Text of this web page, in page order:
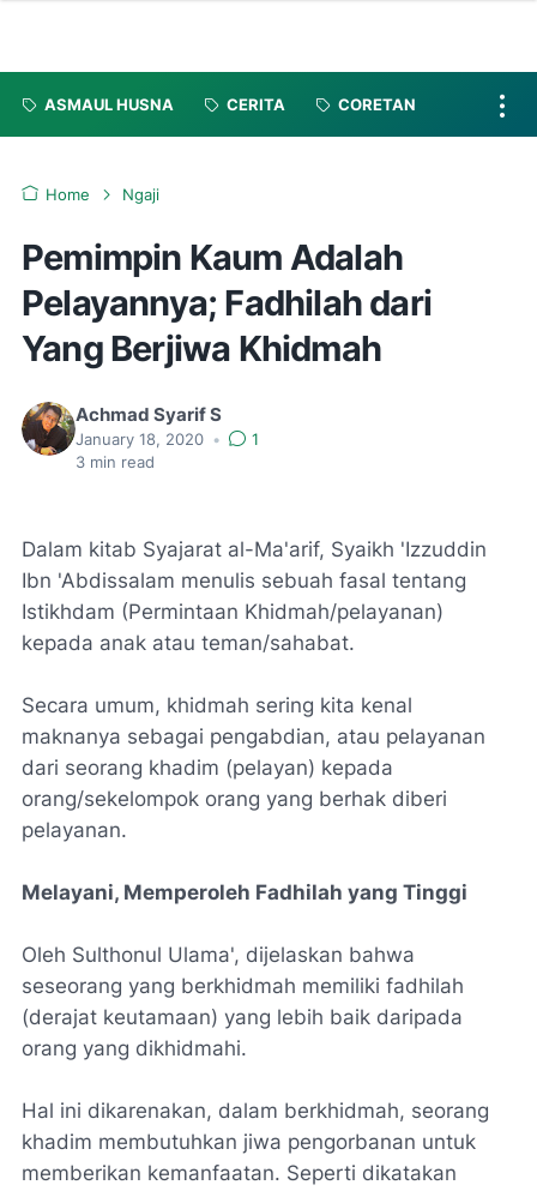
ASMAUL HUSNA CERITA CORETAN
Home Ngaji
Pemimpin Kaum Adalah
Pelayannya; Fadhilah dari
Yang Berjiwa Khidmah
Achmad Syarif S
January 18, 2020 •
1
3 min read
Dalam kitab Syajarat al-Ma'arif, Syaikh 'Izzuddin
Ibn 'Abdissalam menulis sebuah fasal tentang
Istikhdam (Permintaan Khidmah/pelayanan)
kepada anak atau teman/sahabat.
Secara umum, khidmah sering kita kenal
maknanya sebagai pengabdian, atau pelayanan
dari seorang khadim (pelayan) kepada
orang/sekelompok orang yang berhak diberi
pelayanan.
Melayani, Memperoleh Fadhilah yang Tinggi
Oleh Sulthonul Ulama', dijelaskan bahwa
seseorang yang berkhidmah memiliki fadhilah
(derajat keutamaan) yang lebih baik daripada
orang yang dikhidmahi.
Hal ini dikarenakan, dalam berkhidmah, seorang
khadim membutuhkan jiwa pengorbanan untuk
memberikan kemanfaatan. Seperti dikatakan